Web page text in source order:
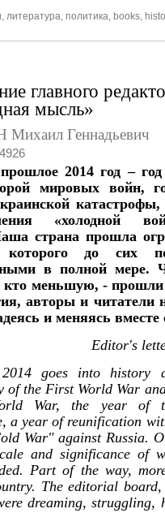
литература политика books
главного
мысль»
Геннадьевич
2014 год –
мировых войн,
«холодной
страна прошла
которого до сих
в полной мере.
меньшую, - прошли
авторы и читатели
и меняясь вместе
Editor's
goes into history
of the First World War
War, the year of
a year of reunification
War" against Russia.
and significance of
Part of the way,
The editorial
dreaming, struggling,